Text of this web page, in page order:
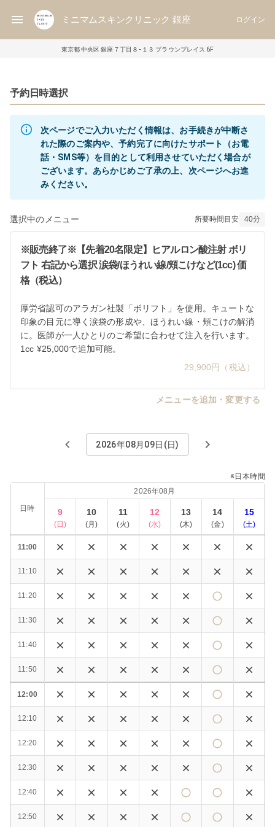
ミニマムスキンクリニック 銀座 ログイン
東京都 中央区 銀座７丁目８−１３ ブラウンプレイス 6F
予約日時選択
次ページでご入力いただく情報は、お手続きが中断さ
れた際のご案内や、予約完了に向けたサポート（お電
話・SMS等）を目的として利用させていただく場合が
ございます。あらかじめご了承の上、次ページへお進
みください。
選択中のメニュー 所要時間目安 40分
※販売終了※【先着20名限定】ヒアルロン酸注射 ボリ
フト 右記から選択 涙袋/ほうれい線/頬こけなど(1cc) 価
格（税込）
厚労省認可のアラガン社製「ボリフト」を使用。キュートな
印象の目元に導く涙袋の形成や、ほうれい線・頬こけの解消
に。医師が一人ひとりのご希望に合わせて注入を行います。
1cc ¥25,000で追加可能。
29,900円（税込）
メニューを追加・変更する
2026年08月09日(日)
※日本時間
日時
2026年08月
9
(日)
10
(月)
11
(火)
12
(水)
13
(木)
14
(金)
15
(土)
11:00
11:10
11:20
11:30
11:40
11:50
12:00
12:10
12:20
12:30
12:40
12:50